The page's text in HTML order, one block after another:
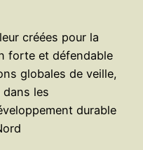
créées pour la
forte et défendable
globales de veille,
dans les
durable